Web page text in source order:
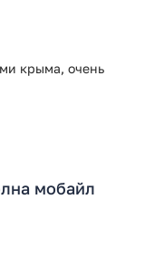
крыма, очень
мобайл